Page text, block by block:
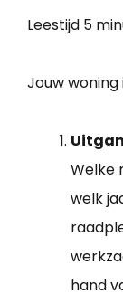
Leestijd 5
Jouw
Welke
welk
hand